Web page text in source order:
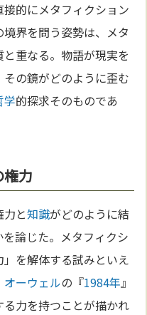
的にメタフィクション
界を問う姿勢は、メタ
と重なる。物語が現実を
の鏡がどのように歪む
学的探求そのものであ
力
力と知識がどのように結
論じた。メタフィクシ
を解体する試みといえ
オーウェルの『1984年』
力を持つことが描かれ